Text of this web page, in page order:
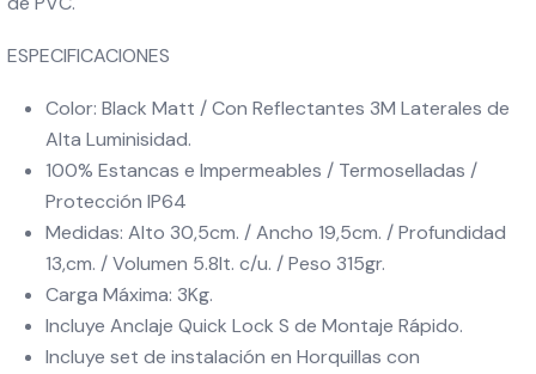
ESPECIFICACIONES
Color: Black Matt / Con Reflectantes 3M Laterales de
Alta Luminisidad.
100% Estancas e Impermeables / Termoselladas /
Protección IP64
Medidas: Alto 30,5cm. / Ancho 19,5cm. / Profundidad
13,cm. / Volumen 5.8lt. c/u. / Peso 315gr.
Carga Máxima: 3Kg.
Incluye Anclaje Quick Lock S de Montaje Rápido.
Incluye set de instalación en Horquillas con